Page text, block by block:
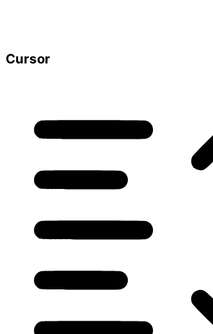
Cursor